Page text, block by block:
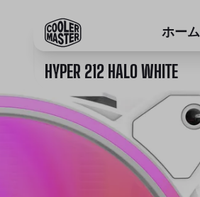
ホーム
HYPER 212 HALO WHITE